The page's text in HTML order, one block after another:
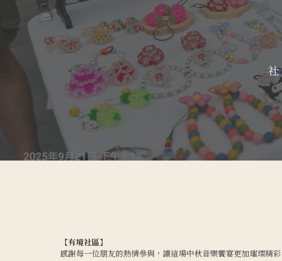
【有境社區】
感謝每一位朋友的熱情參與，讓這場中秋音樂饗宴更加璀璨精彩